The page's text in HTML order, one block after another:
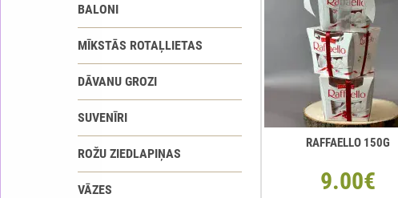
BALONI
MĪKSTĀS ROTAĻLIETAS
DĀVANU GROZI
SUVENĪRI
ROŽU ZIEDLAPIŅAS
VĀZES
RAFFAELLO 150G
9.00€